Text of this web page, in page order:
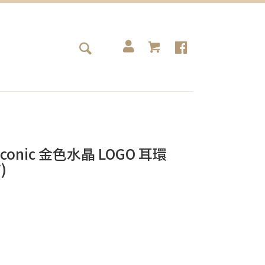
金色水晶 LOGO 耳環